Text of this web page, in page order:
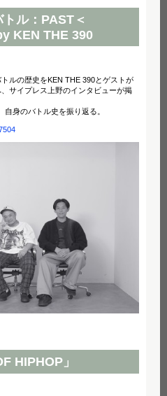
ル：PAST＜
KEN THE 390
ルの歴史をKEN THE 390とゲストが
サイプレス上野のインタビューが掲
身のバトル史を振り返る。
HIPHOP」